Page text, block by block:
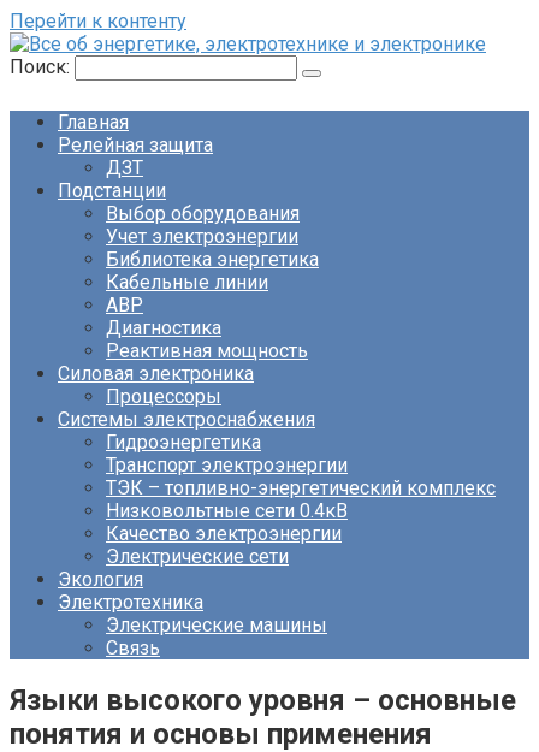
Перейти к контенту
Поиск:
Главная
Релейная защита
ДЗТ
Подстанции
Выбор оборудования
Учет электроэнергии
Библиотека энергетика
Кабельные линии
АВР
Диагностика
Реактивная мощность
Силовая электроника
Процессоры
Системы электроснабжения
Гидроэнергетика
Транспорт электроэнергии
ТЭК – топливно-энергетический комплекс
Низковольтные сети 0.4кВ
Качество электроэнергии
Электрические сети
Экология
Электротехника
Электрические машины
Связь
Языки высокого уровня – основные
понятия и основы применения